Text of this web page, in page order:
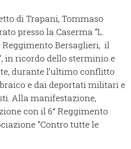
di Trapani, Tommaso
presso la Caserma “L.
Reggimento Bersaglieri, il
in ricordo dello sterminio e
durante l’ultimo conflitto
e dai deportati militari e
Alla manifestazione,
con il 6° Reggimento
“Contro tutte le